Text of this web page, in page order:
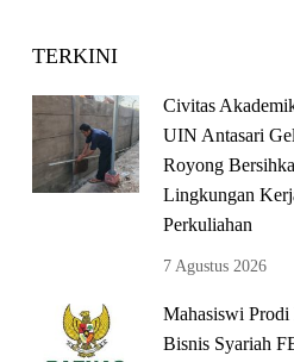
TERKINI
Civitas
UIN Antasari
Royong
Lingkungan
Perkuliahan
7 Agustus 2026
Mahasiswi Prodi
Bisnis Syariah